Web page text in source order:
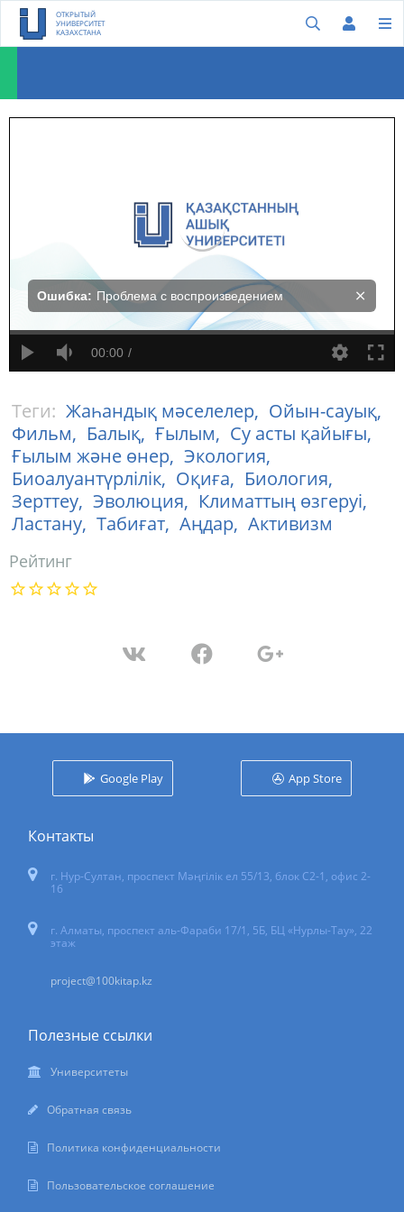
ОТКРЫТЫЙ
УНИВЕРСИТЕТ
КАЗАХСТАНА
Ошибка: Проблема с воспроизведением
00:00
Теги: Жаһандық мәселелер, Ойын-сауық,
Фильм, Балық, Ғылым, Су асты қайығы,
Ғылым және өнер, Экология,
Биоалуантүрлілік, Оқиға, Биология,
Зерттеу, Эволюция, Климаттың өзгеруі,
Ластану, Табиғат, Аңдар, Активизм
Рейтинг
Google Play App Store
Контакты
г. Нур-Султан, проспект Мәңгілік ел 55/13, блок С2-1, офис 2-
16
г. Алматы, проспект аль-Фараби 17/1, 5Б, БЦ «Нурлы-Тау», 22
этаж
project@100kitap.kz
Полезные ссылки
Университеты
Обратная связь
Политика конфиденциальности
Пользовательское соглашение